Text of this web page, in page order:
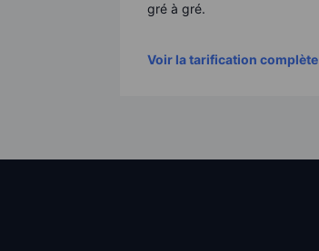
gré à gré.
Voir la tarification complète